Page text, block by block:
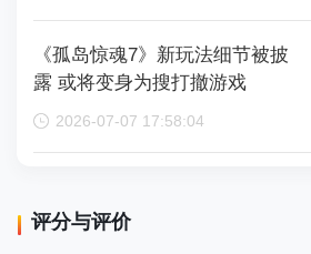
《孤岛惊魂7》新玩法细节被披
露 或将变身为搜打撤游戏
2026-07-07 17:58:04
评分与评价